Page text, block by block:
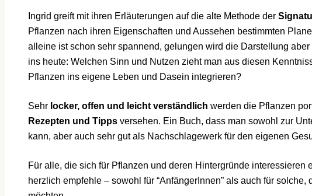
Ingrid greift mit ihren Erläuterungen auf die alte Methode der
Pflanzen nach ihren Eigenschaften und Aussehen bestimmten
alleine ist schon sehr spannend, gelungen wird die Darstellung
ins heute: Welchen Sinn und Nutzen zieht man aus diesen
Pflanzen ins eigene Leben und Dasein integrieren?
Sehr locker, offen und leicht verständlich werden die Pflanzen
Rezepten und Tipps versehen. Ein Buch, dass man sowohl zur
kann, aber auch sehr gut als Nachschlagewerk für den eigenen
Für alle, die sich für Pflanzen und deren Hintergründe interessieren
herzlich empfehle – sowohl für “AnfängerInnen” als auch für